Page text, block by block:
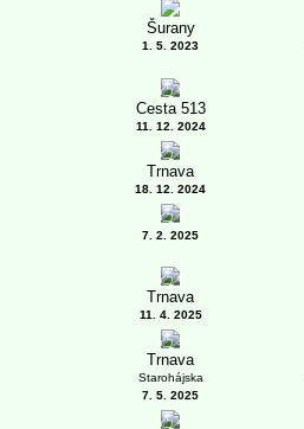
Šurany
1. 5. 2023
8
Cesta 513
11. 12. 2024
7
Trnava
18. 12. 2024
7
7. 2. 2025
6
Trnava
11. 4. 2025
12
Trnava
Starohájska
7. 5. 2025
4